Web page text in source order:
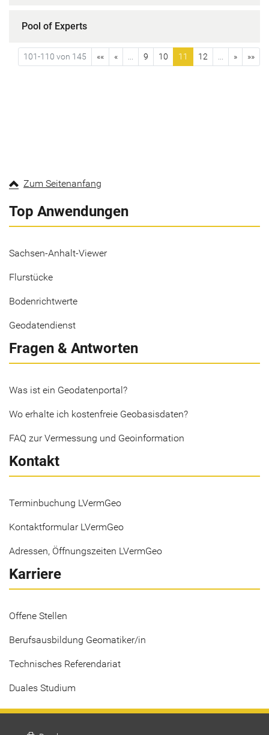
Pool of Experts
101-110 von 145 «« « 9 10 11 12 » »»
Zum Seitenanfang
Top Anwendungen
Sachsen-Anhalt-Viewer
Flurstücke
Bodenrichtwerte
Geodatendienst
Fragen & Antworten
Was ist ein Geodatenportal?
Wo erhalte ich kostenfreie Geobasisdaten?
FAQ zur Vermessung und Geoinformation
Kontakt
Terminbuchung LVermGeo
Kontaktformular LVermGeo
Adressen, Öffnungszeiten LVermGeo
Karriere
Offene Stellen
Berufsausbildung Geomatiker/in
Technisches Referendariat
Duales Studium